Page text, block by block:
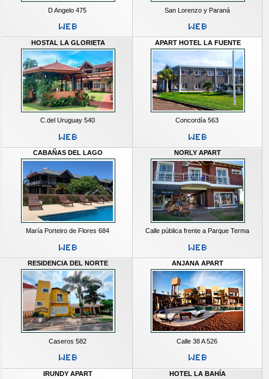
D Angelo 475 San Lorenzo y Paraná
HOSTAL LA GLORIETA
C.del Uruguay 540
APART HOTEL LA FUENTE
Concordía 563
CABAÑAS DEL LAGO
María Porteiro de Flores 684
NORLY APART
Calle pública frente a Parque Terma
RESIDENCIA DEL NORTE
Caseros 582
ANJANA APART
Calle 38 A 526
IRUNDY APART HOTEL LA BAHÍA